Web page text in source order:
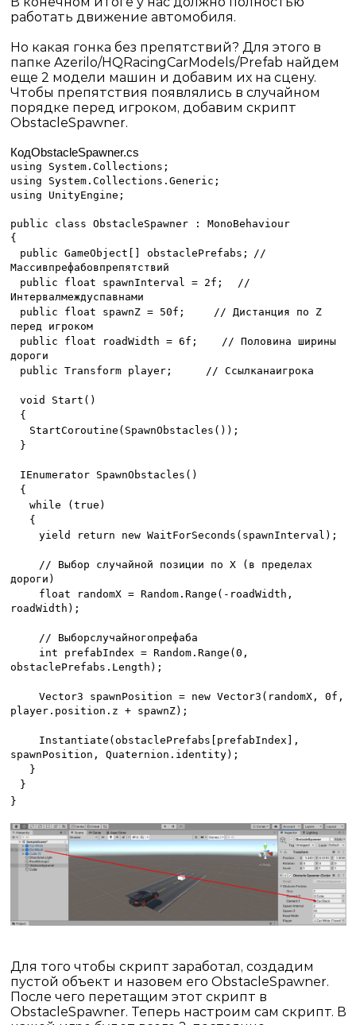
работать движение автомобиля.
Но какая гонка без препятствий? Для этого в
папке Azerilo/HQ RacingCar Models/Prefab найдем
еще 2 модели машин и добавим их на сцену.
Чтобы препятствия появлялись в случайном
порядке перед игроком, добавим скрипт
ObstacleSpawner.
КодObstacleSpawner.cs
using System.Collections;
using System.Collections.Generic;
using UnityEngine;
public class ObstacleSpawner : MonoBehaviour
{
public GameObject[] obstaclePrefabs;
//
Массивпрефабовпрепятствий
public float spawnInterval = 2f;
//
Интервалмеждуспавнами
public float spawnZ = 50f;
// Дистанция по Z
перед игроком
public float roadWidth = 6f;
// Половина ширины
дороги
public Transform player;
// Ссылканаигрока
void Start()
{
StartCoroutine(SpawnObstacles());
}
IEnumerator SpawnObstacles()
{
while (true)
{
yield return new WaitForSeconds(spawnInterval);
// Выбор случайной позиции по X (в пределах
дороги)
float randomX = Random.Range(-roadWidth,
roadWidth);
// Выборслучайногопрефаба
int prefabIndex = Random.Range(0,
obstaclePrefabs.Length);
Vector3 spawnPosition = new Vector3(randomX, 0f,
player.position.z + spawnZ);
Instantiate(obstaclePrefabs[prefabIndex],
spawnPosition, Quaternion.identity);
}
}
}
Для того чтобы скрипт заработал, создадим
пустой объект и назовем его ObstacleSpawner.
После чего перетащим этот скрипт в
ObstacleSpawner. Теперь настроим сам скрипт. В